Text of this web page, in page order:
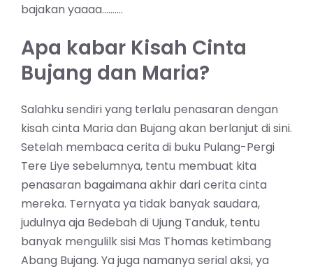
bajakan yaaaa……….
Apa kabar Kisah Cinta
Bujang dan Maria?
Salahku sendiri yang terlalu penasaran dengan
kisah cinta Maria dan Bujang akan berlanjut di sini.
Setelah membaca cerita di buku Pulang-Pergi
Tere Liye sebelumnya, tentu membuat kita
penasaran bagaimana akhir dari cerita cinta
mereka. Ternyata ya tidak banyak saudara,
judulnya aja Bedebah di Ujung Tanduk, tentu
banyak mengulilk sisi Mas Thomas ketimbang
Abang Bujang. Ya juga namanya serial aksi, ya